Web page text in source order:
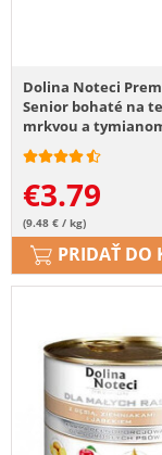
Dolina Noteci
Senior bohaté na
mrkvou a
€3.79
(9.48 € / kg)
PRIDAŤ DO